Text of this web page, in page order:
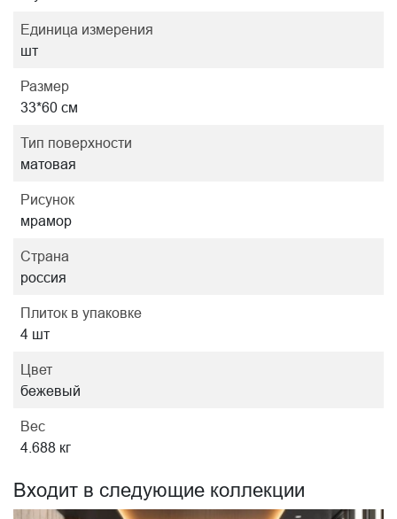
Единица измерения
шт
Размер
33*60 см
Тип поверхности
матовая
Рисунок
мрамор
Страна
россия
Плиток в упаковке
4 шт
Цвет
бежевый
Вес
4.688 кг
Входит в следующие коллекции